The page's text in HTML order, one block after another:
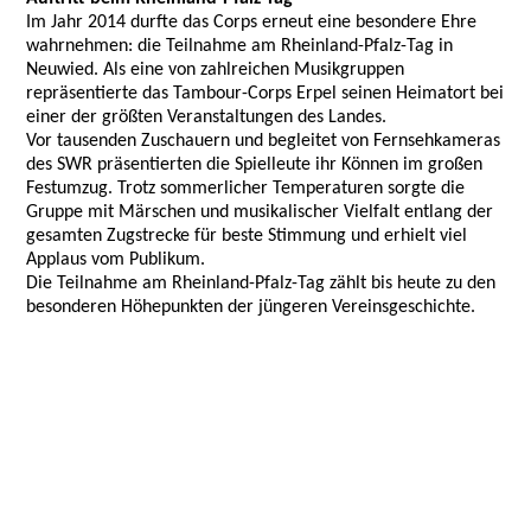
Im Jahr 2014 durfte das Corps erneut eine besondere Ehre
wahrnehmen: die Teilnahme am Rheinland-Pfalz-Tag in
Neuwied. Als eine von zahlreichen Musikgruppen
repräsentierte das Tambour-Corps Erpel seinen Heimatort bei
einer der größten Veranstaltungen des Landes.
Vor tausenden Zuschauern und begleitet von Fernsehkameras
des SWR präsentierten die Spielleute ihr Können im großen
Festumzug. Trotz sommerlicher Temperaturen sorgte die
Gruppe mit Märschen und musikalischer Vielfalt entlang der
gesamten Zugstrecke für beste Stimmung und erhielt viel
Applaus vom Publikum.
Die Teilnahme am Rheinland-Pfalz-Tag zählt bis heute zu den
besonderen Höhepunkten der jüngeren Vereinsgeschichte.